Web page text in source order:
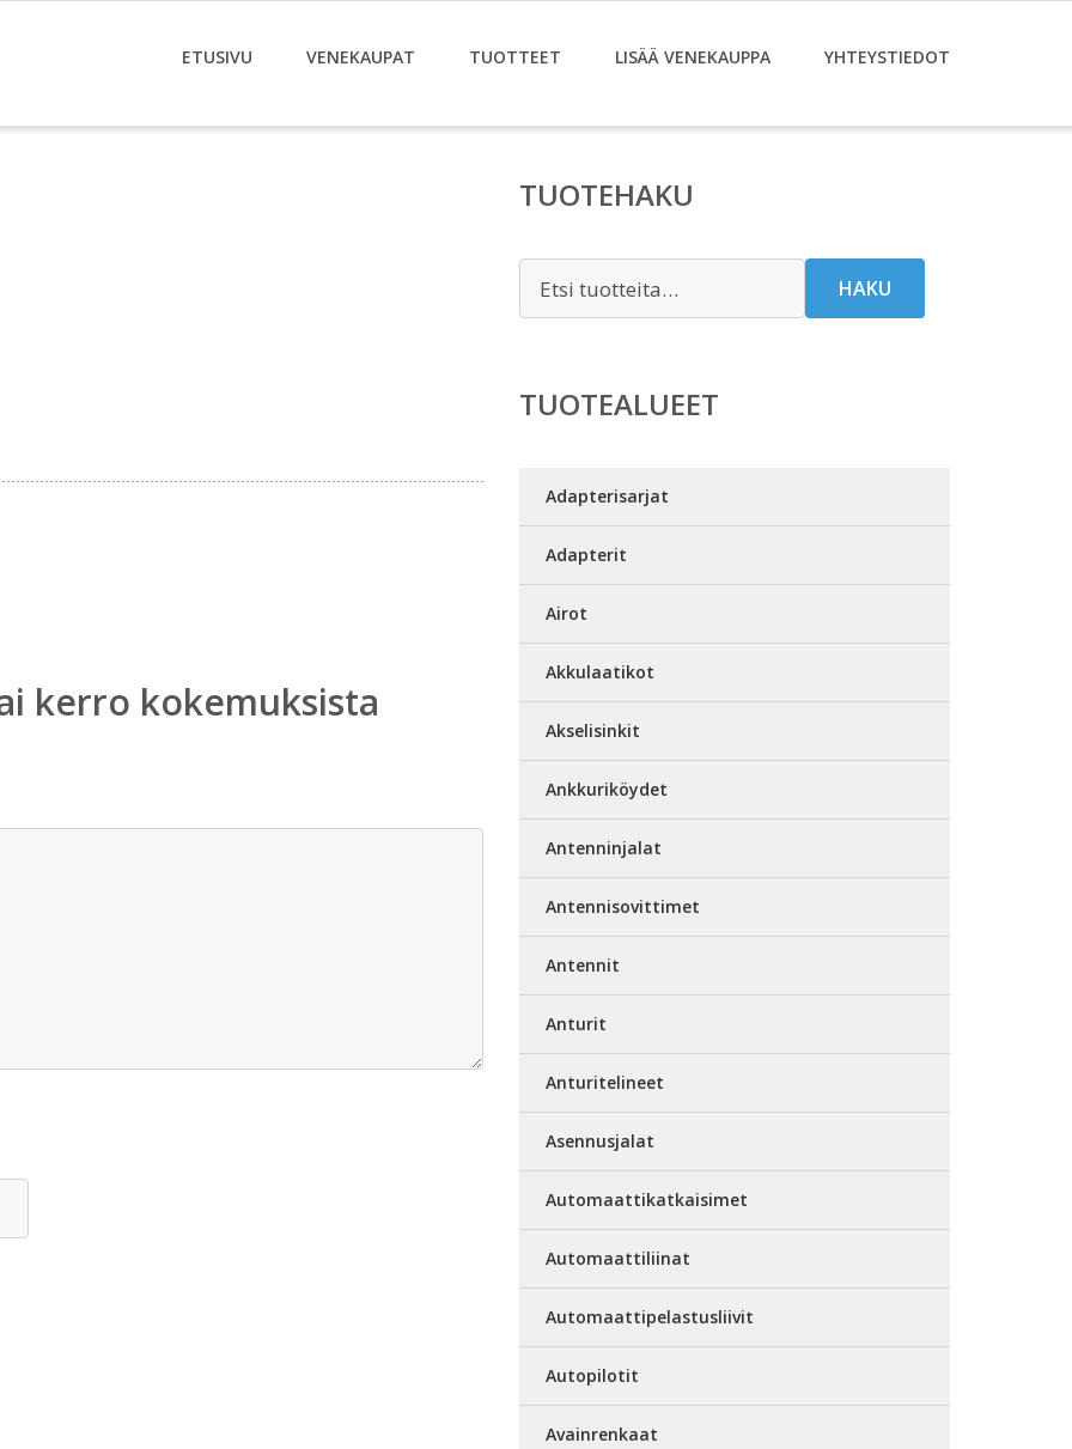
ETUSIVU VENEKAUPAT TUOTTEET LISÄÄ VENEKAUPPA YHTEYSTIEDOT
kerro kokemuksista
TUOTEHAKU
HAKU
TUOTEALUEET
Adapterisarjat
Adapterit
Airot
Akkulaatikot
Akselisinkit
Ankkuriköydet
Antenninjalat
Antennisovittimet
Antennit
Anturit
Anturitelineet
Asennusjalat
Automaattikatkaisimet
Automaattiliinat
Automaattipelastusliivit
Autopilotit
Avainrenkaat